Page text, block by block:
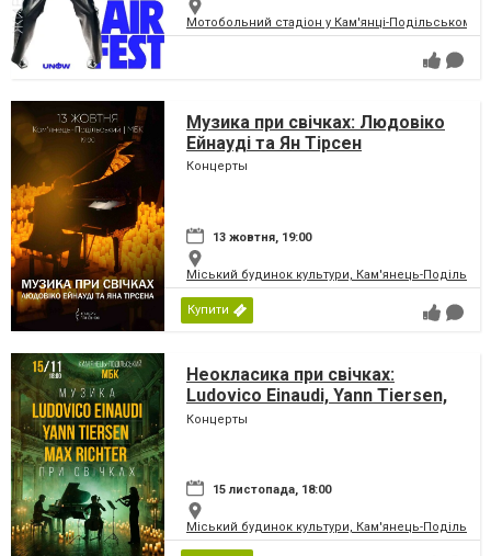
Мотобольний стадіон у Кам'янці-Подільському
Музика при свічках: Людовіко
Ейнауді та Ян Тірсен
Концерты
13 жовтня, 19:00
Міський будинок культури, Кам'янець-
Купити
Неокласика при свічках:
Ludovico Einaudi, Yann Tiersen,
Max Richter
Концерты
15 листопада, 18:00
Міський будинок культури, Кам'янець-